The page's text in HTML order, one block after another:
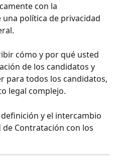
con la
política de privacidad
cómo y por qué usted
de los candidatos y
para todos los candidatos,
legal complejo.
y el intercambio
de Contratación con los